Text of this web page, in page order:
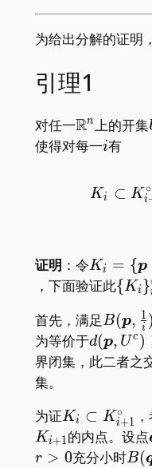
为给出分解的证明
引理1
对任一\mathbb
R^n
Rn上的开集
使得对每一i
i有
Ki ⊂ Ki
∘
证明 ：令K_i=\
U,\,
Ki = {p
，下面验证此\
{ Ki }
首先，满足
U
B(p, i
1 )
为等价于d(p, U c )
界闭集，此二者之
集。
为证K_i\subset
Ki ⊂ Ki+1
∘
Ki+1的内点。设点
r > 0充分小时B(